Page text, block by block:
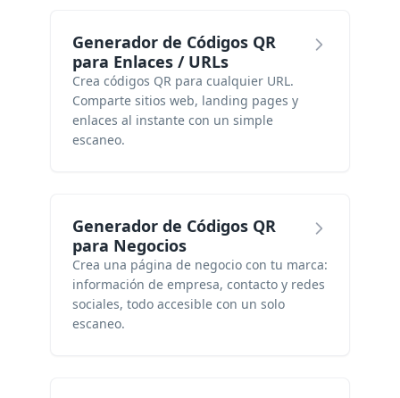
Generador de Códigos QR
para Enlaces / URLs
Crea códigos QR para cualquier URL.
Comparte sitios web, landing pages y
enlaces al instante con un simple
escaneo.
Generador de Códigos QR
para Negocios
Crea una página de negocio con tu marca:
información de empresa, contacto y redes
sociales, todo accesible con un solo
escaneo.